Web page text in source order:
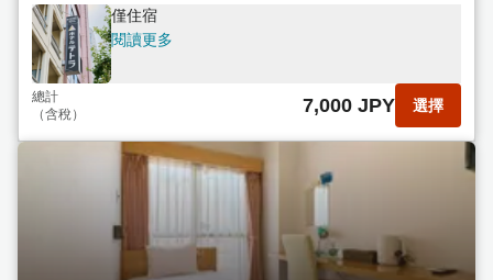
僅住宿
閱讀更多
總計
（含稅）
7,000 JPY 選擇